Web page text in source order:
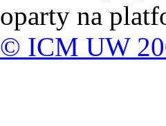
oparty na
© ICM UW